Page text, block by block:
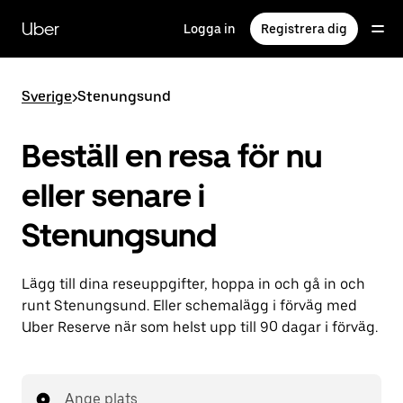
huvudinnehållet
Uber Logga in Registrera dig
Sverige>Stenungsund
Beställ en resa för nu
eller senare i
Stenungsund
Lägg till dina reseuppgifter, hoppa in och gå in och
runt Stenungsund. Eller schemalägg i förväg med
Uber Reserve när som helst upp till 90 dagar i förväg.
Ange plats